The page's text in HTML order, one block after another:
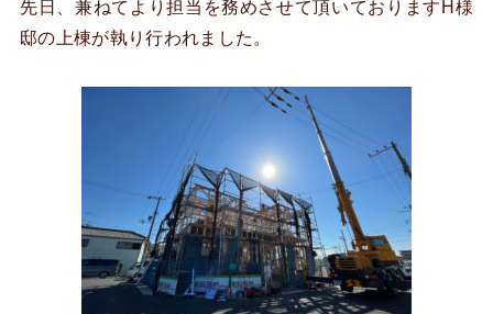
先日、兼ねてより担当を務めさせて頂いておりますH様
邸の上棟が執り行われました。